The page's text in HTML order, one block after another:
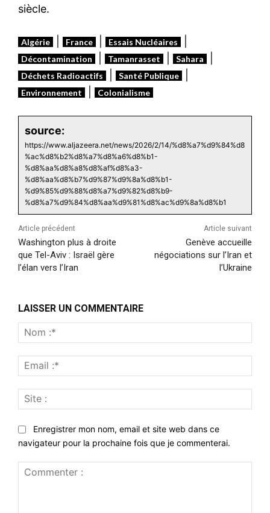
siècle.
Algérie France Essais Nucléaires
Décontamination Tamanrasset Sahara
Déchets Radioactifs Santé Publique
Environnement Colonialisme
source:
https://www.aljazeera.net/news/2026/2/14/%d8%a7%d9%84%d8
%ac%d8%b2%d8%a7%d8%a6%d8%b1-
%d8%aa%d8%a8%d8%af%d8%a3-
%d8%aa%d8%b7%d9%87%d9%8a%d8%b1-
%d9%85%d9%88%d8%a7%d9%82%d8%b9-
%d8%a7%d9%84%d8%aa%d9%81%d8%ac%d9%8a%d8%b1
Article précédent
Washington plus à droite
que Tel-Aviv : Israël gère
l’élan vers l’Iran
Article suivant
Genève accueille
négociations sur l’Iran et
l’Ukraine
LAISSER UN COMMENTAIRE
:*
:*
:
Enregistrer mon nom, email et site web dans ce
navigateur pour la prochaine fois que je commenterai.